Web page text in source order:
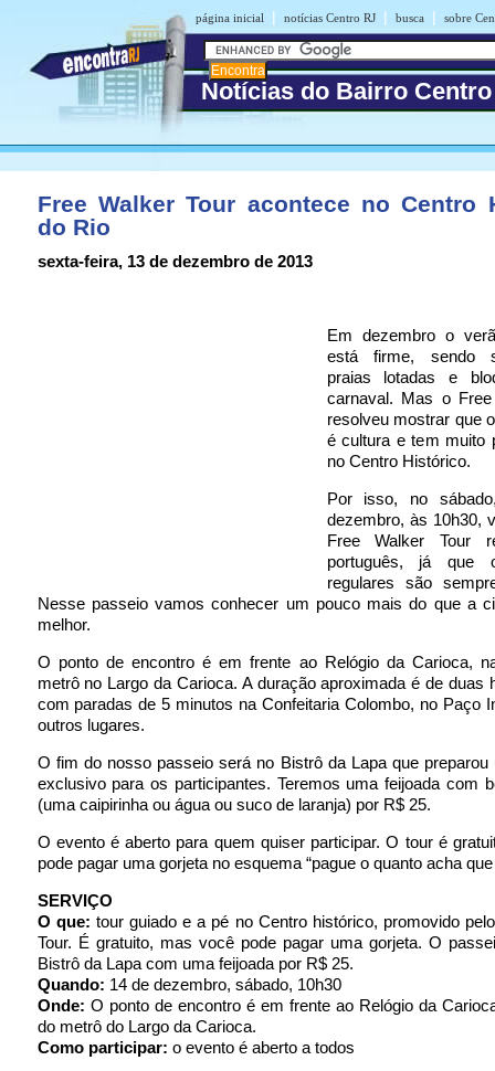
página inicial | notícias Centro RJ | busca | sobre
Notícias do Bairro
Free Walker Tour acontece no Centro
do Rio
sexta-feira, 13 de dezembro de 2013
Em dezembro o
está firme, sendo
praias lotadas e
carnaval. Mas o
resolveu mostrar que
é cultura e tem muito
no Centro Histórico.
Por isso, no
dezembro, às 10h30,
Free Walker Tour
português, já que
regulares são
Nesse passeio vamos conhecer um pouco mais do que a
melhor.
O ponto de encontro é em frente ao Relógio da Carioca,
metrô no Largo da Carioca. A duração aproximada é de duas
com paradas de 5 minutos na Confeitaria Colombo, no Paço
outros lugares.
O fim do nosso passeio será no Bistrô da Lapa que preparou
exclusivo para os participantes. Teremos uma feijoada com
(uma caipirinha ou água ou suco de laranja) por R$ 25.
O evento é aberto para quem quiser participar. O tour é
pode pagar uma gorjeta no esquema “pague o quanto acha que
SERVIÇO
O que: tour guiado e a pé no Centro histórico, promovido
Tour. É gratuito, mas você pode pagar uma gorjeta. O
Bistrô da Lapa com uma feijoada por R$ 25.
Quando: 14 de dezembro, sábado, 10h30
Onde: O ponto de encontro é em frente ao Relógio da
do metrô do Largo da Carioca.
Como participar: o evento é aberto a todos